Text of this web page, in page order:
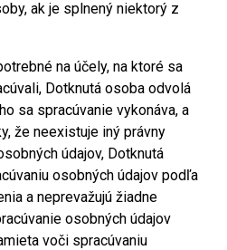
ak je splnený niektorý z
na účely, na ktoré sa
Dotknutá osoba odvolá
sa spracúvanie vykonáva, a
že neexistuje iný právny
údajov, Dotknutá
osobných údajov podľa
a neprevažujú žiadne
osobných údajov
voči spracúvaniu